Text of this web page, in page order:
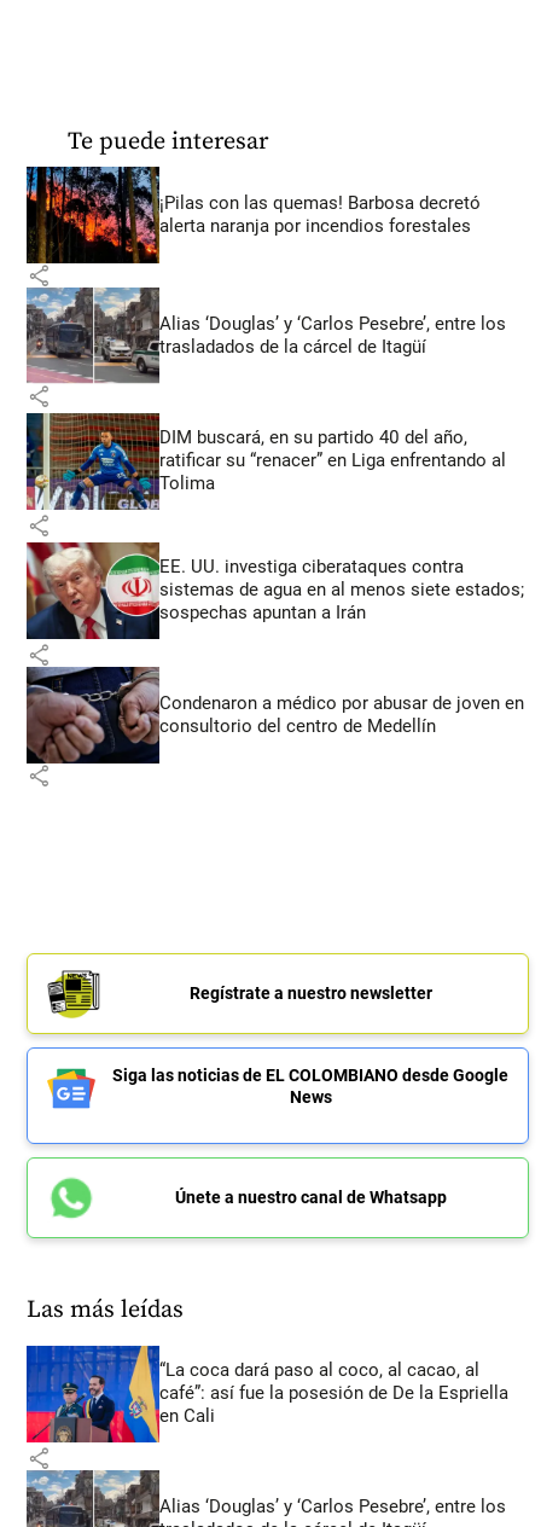
Te puede interesar
¡Pilas con las quemas! Barbosa decretó
alerta naranja por incendios forestales
share
Alias ‘Douglas’ y ‘Carlos Pesebre’, entre los
trasladados de la cárcel de Itagüí
share
DIM buscará, en su partido 40 del año,
ratificar su “renacer” en Liga enfrentando al
Tolima
share
EE. UU. investiga ciberataques contra
sistemas de agua en al menos siete estados;
sospechas apuntan a Irán
share
Condenaron a médico por abusar de joven en
consultorio del centro de Medellín
share
Regístrate a nuestro newsletter
Siga las noticias de EL COLOMBIANO desde Google
News
Únete a nuestro canal de Whatsapp
Las más leídas
“La coca dará paso al coco, al cacao, al
café”: así fue la posesión de De la Espriella
en Cali
share
Alias ‘Douglas’ y ‘Carlos Pesebre’, entre los